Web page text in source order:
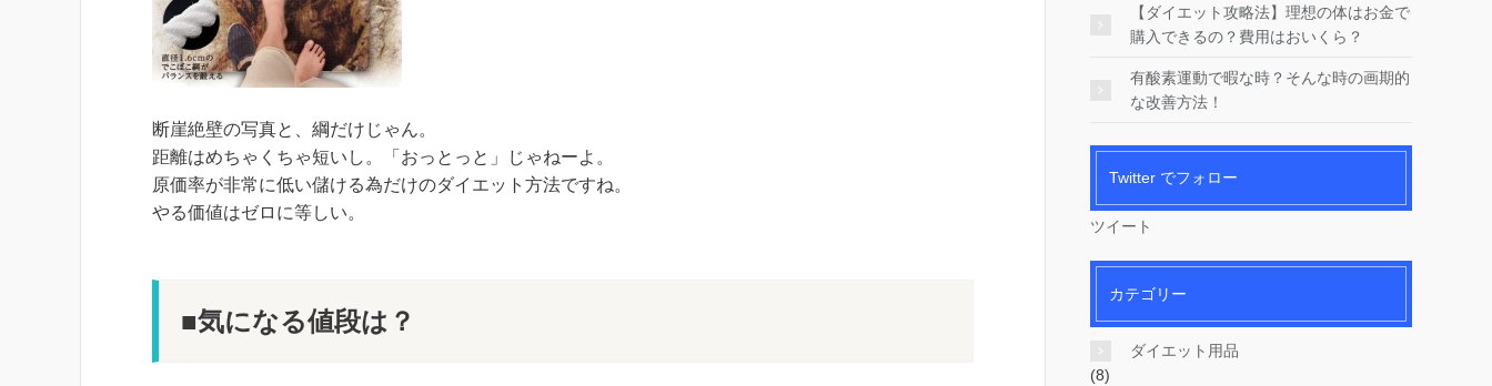
断崖絶壁の写真と、綱だけじゃん。
距離はめちゃくちゃ短いし。「おっとっと」じゃねーよ。
原価率が非常に低い儲ける為だけのダイエット方法ですね。
やる価値はゼロに等しい。
■気になる値段は？
【ダイエット攻略法】理想の体はお金で
購入できるの？費用はおいくら？
有酸素運動で暇な時？そんな時の画期的
な改善方法！
Twitter でフォロー
ツイート
カテゴリー
ダイエット用品
(8)